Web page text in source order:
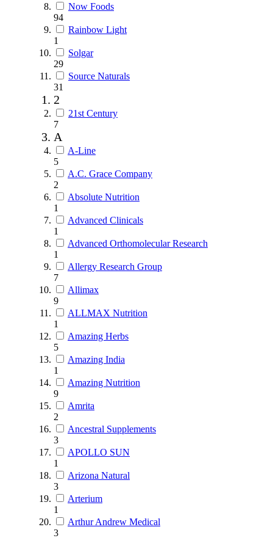
Now Foods
94
Rainbow Light
1
Solgar
29
Source Naturals
31
2
21st Century
7
A
A-Line
5
A.C. Grace Company
2
Absolute Nutrition
1
Advanced Clinicals
1
Advanced Orthomolecular Research
1
Allergy Research Group
7
Allimax
9
ALLMAX Nutrition
1
Amazing Herbs
5
Amazing India
1
Amazing Nutrition
9
Amrita
2
Ancestral Supplements
3
APOLLO SUN
1
Arizona Natural
3
Arterium
1
Arthur Andrew Medical
3